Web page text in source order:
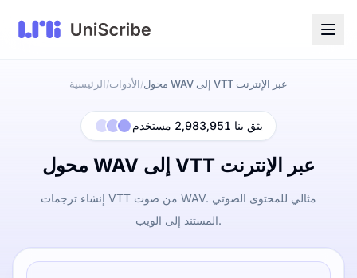
الرئيسية/الأدوات/ محول WAV إلى VTT عبر الإنترنت
يثق بنا 2,983,951 مستخدم
محول WAV إلى VTT عبر الإنترنت
إنشاء ترجمات VTT من صوت WAV. مثالي للمحتوى الصوتي
المستند إلى الويب.